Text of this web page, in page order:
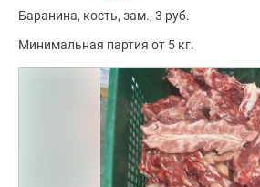
Баранина кость зам. 3 руб.
Минимальная партия от 5 кг.